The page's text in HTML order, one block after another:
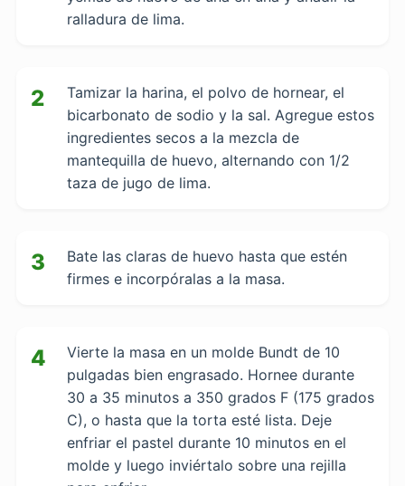
ralladura de lima.
2
Tamizar la harina, el polvo de hornear, el
bicarbonato de sodio y la sal. Agregue estos
ingredientes secos a la mezcla de
mantequilla de huevo, alternando con 1/2
taza de jugo de lima.
3
Bate las claras de huevo hasta que estén
firmes e incorpóralas a la masa.
4
Vierte la masa en un molde Bundt de 10
pulgadas bien engrasado. Hornee durante
30 a 35 minutos a 350 grados F (175 grados
C), o hasta que la torta esté lista. Deje
enfriar el pastel durante 10 minutos en el
molde y luego inviértalo sobre una rejilla